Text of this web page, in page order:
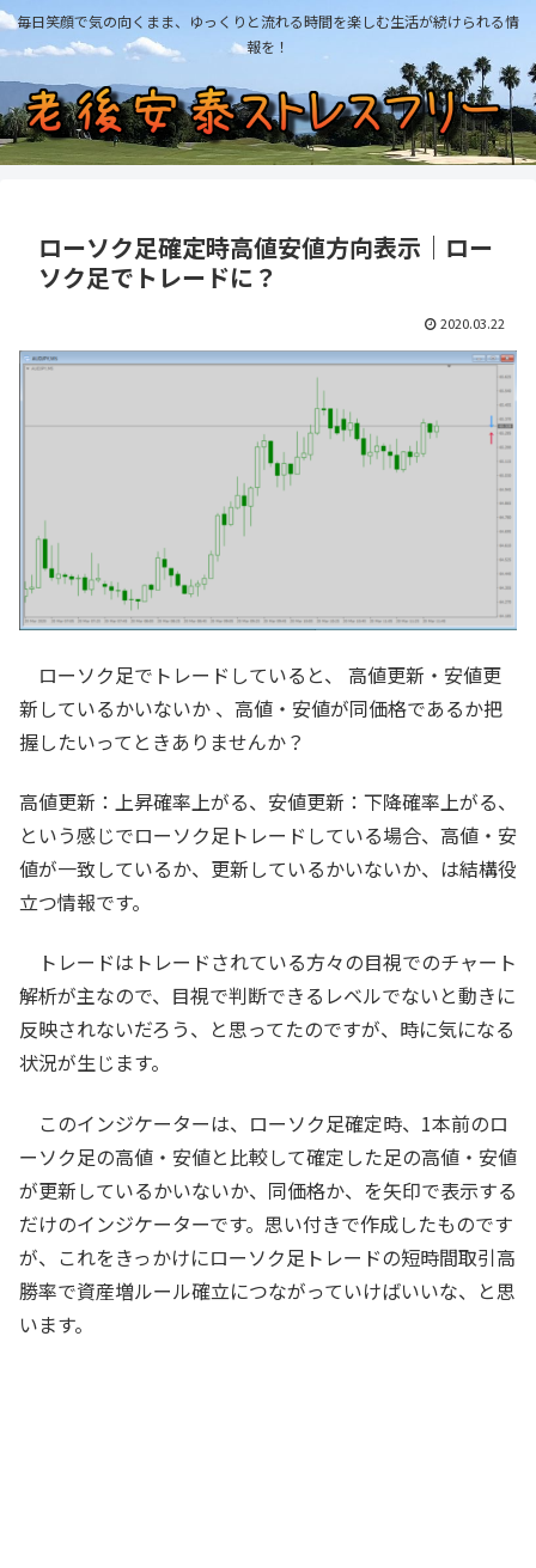
毎日笑顔で気の向くまま、ゆっくりと流れる時間を楽しむ生活が続けられる情
報を！
ローソク足確定時高値安値方向表示｜ロー
ソク足でトレードに？
2020.03.22
ローソク足でトレードしていると、 高値更新・安値更
新しているかいないか 、高値・安値が同価格であるか把
握したいってときありませんか？
高値更新：上昇確率上がる、安値更新：下降確率上がる、
という感じでローソク足トレードしている場合、高値・安
値が一致しているか、更新しているかいないか、は結構役
立つ情報です。
トレードはトレードされている方々の目視でのチャート
解析が主なので、目視で判断できるレベルでないと動きに
反映されないだろう、と思ってたのですが、時に気になる
状況が生じます。
このインジケーターは、ローソク足確定時、1本前のロ
ーソク足の高値・安値と比較して確定した足の高値・安値
が更新しているかいないか、同価格か、を矢印で表示する
だけのインジケーターです。思い付きで作成したものです
が、これをきっかけにローソク足トレードの短時間取引高
勝率で資産増ルール確立につながっていけばいいな、と思
います。